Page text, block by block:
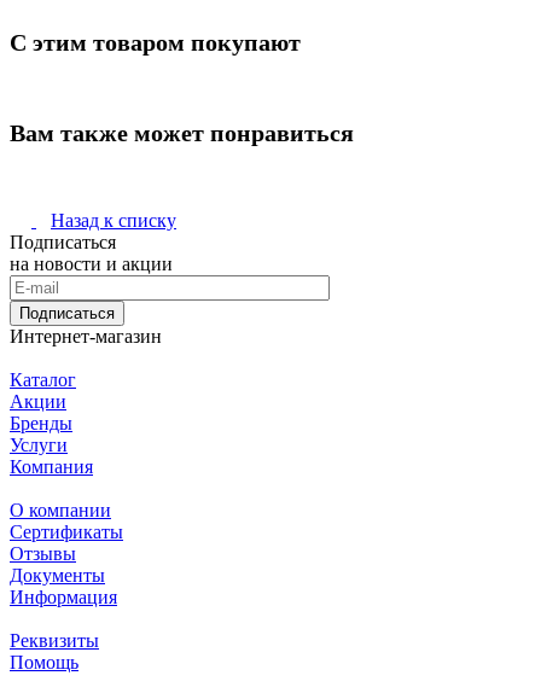
С этим товаром покупают
Вам также может понравиться
Назад к списку
Подписаться
на новости и акции
Подписаться
Интернет-магазин
Каталог
Акции
Бренды
Услуги
Компания
О компании
Сертификаты
Отзывы
Документы
Информация
Реквизиты
Помощь